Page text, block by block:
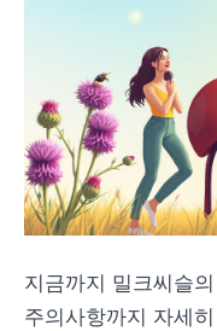
지금까지 밀크씨슬
주의사항까지 자세